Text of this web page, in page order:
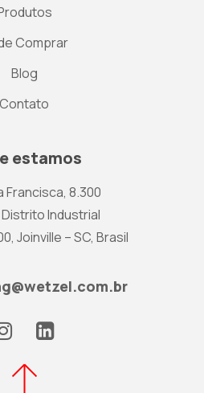
Comprar
Blog
Contato
estamos
Francisca, 8.300
Industrial
Joinville – SC, Brasil